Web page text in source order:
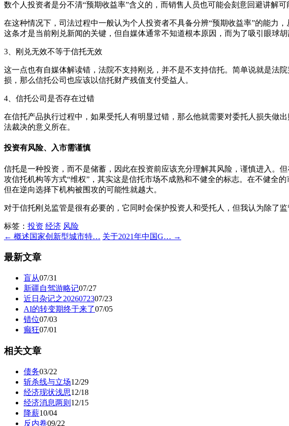
数个人投资者是分不清“预期收益率”含义的，而销售人员也可能会刻意回避讲解
在这种情况下，司法过程中一般认为个人投资者不具备分辨“预期收益率”的能力
这条才是当前刚兑新闻的关键，但自媒体通常不知道根本原因，而为了吸引眼球胡
3、刚兑无效不等于信托无效
这一点也有自媒体解读错，法院不支持刚兑，并不是不支持信托。简单说就是法
损，那么信托公司也应该以信托财产残值支付受益人。
4、信托公司是否存在过错
在信托产品执行过程中，如果受托人有明显过错，那么他就需要对委托人损失做
法裁决的意义所在。
投资有风险、入市需谨慎
信托是一种投资，而不是储蓄，因此在投资前应该充分理解其风险，谨慎进入。
攻信托机构等方式“维权”，其实这是信托市场不成熟和不健全的标志。在不健全
但在逆向选择下机构被围攻的可能性就越大。
对于信托刚兑监管是很有必要的，它同时会保护投资人和受托人，但我认为除了
标签： 投资 经济 风险
← 概述国家创新型城市特… 关于2021年中国G… →
最新文章
盲从07/31
新疆自驾游略记07/27
近日杂记之2026072307/23
AI的转变期终于来了07/05
错位07/03
癫狂07/01
相关文章
债务03/22
斩杀线与立场12/29
经济现状浅思12/18
经济消息两则 12/15
降薪10/04
反内卷09/22